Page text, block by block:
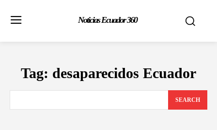
Noticias Ecuador 360
Tag: desaparecidos Ecuador
SEARCH